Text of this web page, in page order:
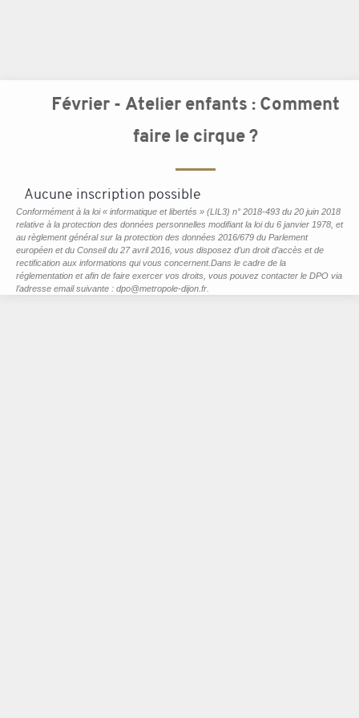
Février - Atelier enfants : Comment
faire le cirque ?
Aucune inscription possible
Conformément à la loi « informatique et libertés » (LIL3) n° 2018-493 du 20 juin 2018
relative à la protection des données personnelles modifiant la loi du 6 janvier 1978, et
au règlement général sur la protection des données 2016/679 du Parlement
européen et du Conseil du 27 avril 2016, vous disposez d’un droit d’accès et de
rectification aux informations qui vous concernent.Dans le cadre de la
réglementation et afin de faire exercer vos droits, vous pouvez contacter le DPO via
l’adresse email suivante : dpo@metropole-dijon.fr.